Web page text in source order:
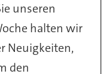
unseren
halten wir
Neuigkeiten,
den